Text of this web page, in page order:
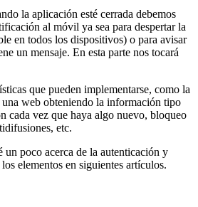
la aplicación esté cerrada debemos
al móvil ya sea para despertar la
en todos los dispositivos) o para avisar
un mensaje. En esta parte nos tocará
que pueden implementarse, como la
web obteniendo la información tipo
cada vez que haya algo nuevo, bloqueo
etc.
un poco acerca de la autenticación y
elementos en siguientes artículos.